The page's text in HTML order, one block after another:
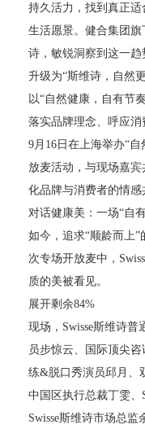
持久活力，找到真正
生活愿景。健合集团旗
诗，敏锐洞察到这一
升级为“斯维诗，自然
以“自然健康，自有节
落实品牌理念、呼应
9月16日在上海举办“
放麦活动，与现场嘉宾
化品牌与消费者的情感
对话健康美：一场“自
如今，追求“顺龄而上
次专场开放麦中，
质的美被看见。
展开剩余84%
现场，Swisse斯维诗
员步惊云、国际顶尖
练&脱口秀演员邱月、
中国区执行总裁丁雯、
Swisse斯维诗市场总监